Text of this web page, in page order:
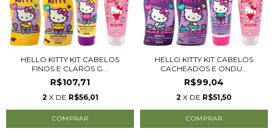
HELLO KITTY KIT CABELOS
FINOS E CLAROS G...
R$107,71
2 X DE R$56,01
HELLO KITTY KIT CABELOS
CACHEADOS E ONDU...
R$99,04
2 X DE R$51,50